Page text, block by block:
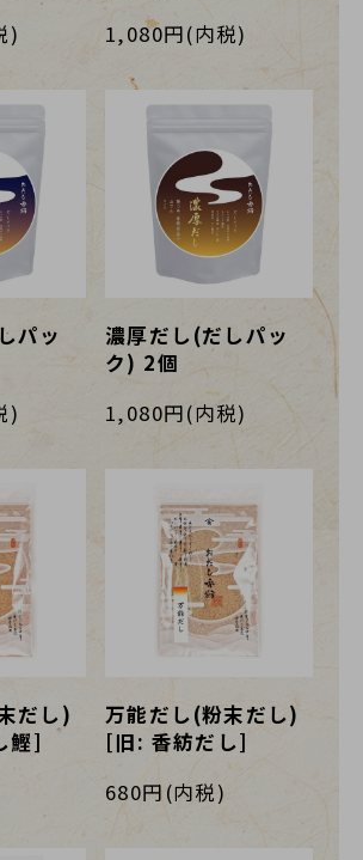
)
1,080円(内税)
パッ
)
濃厚だし(だしパッ
ク) 2個
1,080円(内税)
だし)
鰹]
万能だし(粉末だし)
[旧: 香紡だし]
680円(内税)